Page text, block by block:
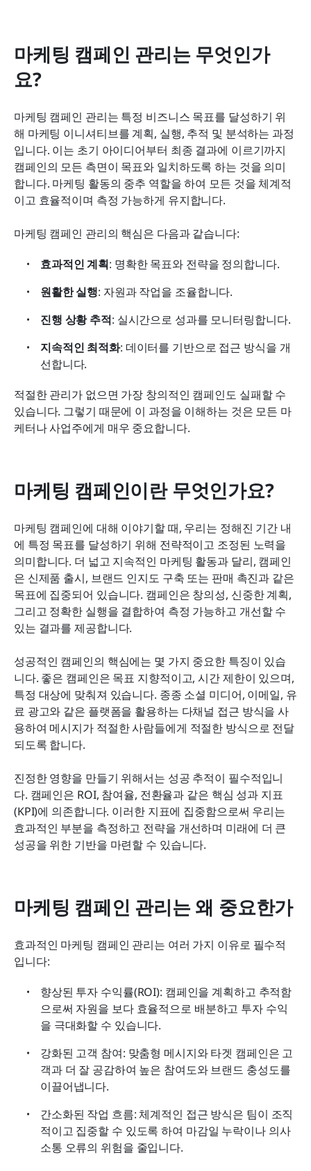
마케팅 캠페인 관리는 무엇인가
요?
마케팅 캠페인 관리는 특정 비즈니스 목표를 달성하기 위
해 마케팅 이니셔티브를 계획, 실행, 추적 및 분석하는 과정
입니다. 이는 초기 아이디어부터 최종 결과에 이르기까지
캠페인의 모든 측면이 목표와 일치하도록 하는 것을 의미
합니다. 마케팅 활동의 중추 역할을 하여 모든 것을 체계적
이고 효율적이며 측정 가능하게 유지합니다.
마케팅 캠페인 관리의 핵심은 다음과 같습니다:
효과적인 계획: 명확한 목표와 전략을 정의합니다.
원활한 실행: 자원과 작업을 조율합니다.
진행 상황 추적: 실시간으로 성과를 모니터링합니다.
지속적인 최적화: 데이터를 기반으로 접근 방식을 개
선합니다.
적절한 관리가 없으면 가장 창의적인 캠페인도 실패할 수
있습니다. 그렇기 때문에 이 과정을 이해하는 것은 모든 마
케터나 사업주에게 매우 중요합니다.
마케팅 캠페인이란 무엇인가요?
마케팅 캠페인에 대해 이야기할 때, 우리는 정해진 기간 내
에 특정 목표를 달성하기 위해 전략적이고 조정된 노력을
의미합니다. 더 넓고 지속적인 마케팅 활동과 달리, 캠페인
은 신제품 출시, 브랜드 인지도 구축 또는 판매 촉진과 같은
목표에 집중되어 있습니다. 캠페인은 창의성, 신중한 계획,
그리고 정확한 실행을 결합하여 측정 가능하고 개선할 수
있는 결과를 제공합니다.
성공적인 캠페인의 핵심에는 몇 가지 중요한 특징이 있습
니다. 좋은 캠페인은 목표 지향적이고, 시간 제한이 있으며,
특정 대상에 맞춰져 있습니다. 종종 소셜 미디어, 이메일, 유
료 광고와 같은 플랫폼을 활용하는 다채널 접근 방식을 사
용하여 메시지가 적절한 사람들에게 적절한 방식으로 전달
되도록 합니다.
진정한 영향을 만들기 위해서는 성공 추적이 필수적입니
다. 캠페인은 ROI, 참여율, 전환율과 같은 핵심 성과 지표
(KPI)에 의존합니다. 이러한 지표에 집중함으로써 우리는
효과적인 부분을 측정하고 전략을 개선하며 미래에 더 큰
성공을 위한 기반을 마련할 수 있습니다.
마케팅 캠페인 관리는 왜 중요한가
효과적인 마케팅 캠페인 관리는 여러 가지 이유로 필수적
입니다:
향상된 투자 수익률(ROI): 캠페인을 계획하고 추적함
으로써 자원을 보다 효율적으로 배분하고 투자 수익
을 극대화할 수 있습니다.
강화된 고객 참여: 맞춤형 메시지와 타겟 캠페인은 고
객과 더 잘 공감하여 높은 참여도와 브랜드 충성도를
이끌어냅니다.
간소화된 작업 흐름: 체계적인 접근 방식은 팀이 조직
적이고 집중할 수 있도록 하여 마감일 누락이나 의사
소통 오류의 위험을 줄입니다.